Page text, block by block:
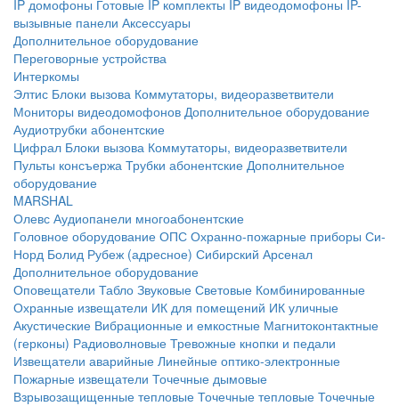
IP домофоны Готовые IP комплекты IP видеодомофоны IP-
вызывные панели Аксессуары
Дополнительное оборудование
Переговорные устройства
Интеркомы
Элтис Блоки вызова Коммутаторы, видеоразветвители
Мониторы видеодомофонов Дополнительное оборудование
Аудиотрубки абонентские
Цифрал Блоки вызова Коммутаторы, видеоразветвители
Пульты консъержа Трубки абонентские Дополнительное
оборудование
MARSHAL
Олевс Аудиопанели многоабонентские
Головное оборудование ОПС Охранно-пожарные приборы Си-
Норд Болид Рубеж (адресное) Сибирский Арсенал
Дополнительное оборудование
Оповещатели Табло Звуковые Световые Комбинированные
Охранные извещатели ИК для помещений ИК уличные
Акустические Вибрационные и емкостные Магнитоконтактные
(герконы) Радиоволновые Тревожные кнопки и педали
Извещатели аварийные Линейные оптико-электронные
Пожарные извещатели Точечные дымовые
Взрывозащищенные тепловые Точечные тепловые Точечные